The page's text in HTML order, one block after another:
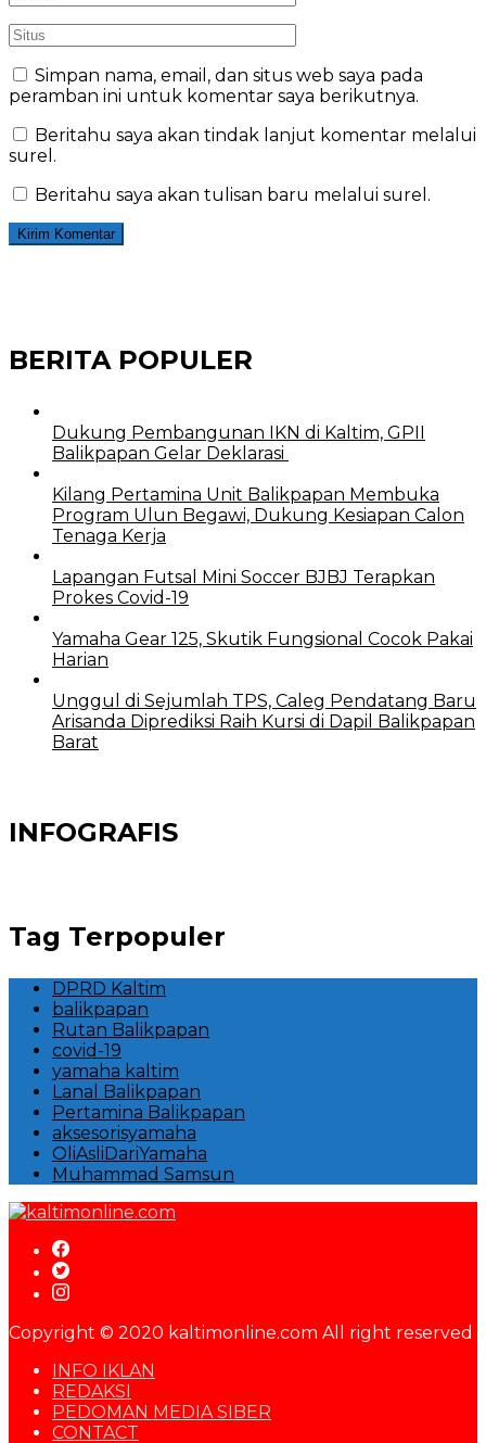
Simpan nama, email, dan situs web saya pada
peramban ini untuk komentar saya berikutnya.
Beritahu saya akan tindak lanjut komentar melalui
surel.
Beritahu saya akan tulisan baru melalui surel.
BERITA POPULER
Dukung Pembangunan IKN di Kaltim, GPII
Balikpapan Gelar Deklarasi
Kilang Pertamina Unit Balikpapan Membuka
Program Ulun Begawi, Dukung Kesiapan Calon
Tenaga Kerja
Lapangan Futsal Mini Soccer BJBJ Terapkan
Prokes Covid-19
Yamaha Gear 125, Skutik Fungsional Cocok Pakai
Harian
Unggul di Sejumlah TPS, Caleg Pendatang Baru
Arisanda Diprediksi Raih Kursi di Dapil Balikpapan
Barat
INFOGRAFIS
Tag Terpopuler
DPRD Kaltim
balikpapan
Rutan Balikpapan
covid-19
yamaha kaltim
Lanal Balikpapan
Pertamina Balikpapan
aksesorisyamaha
OliAsliDariYamaha
Muhammad Samsun
Copyright © 2020 kaltimonline.com All right reserved
INFO IKLAN
REDAKSI
PEDOMAN MEDIA SIBER
CONTACT